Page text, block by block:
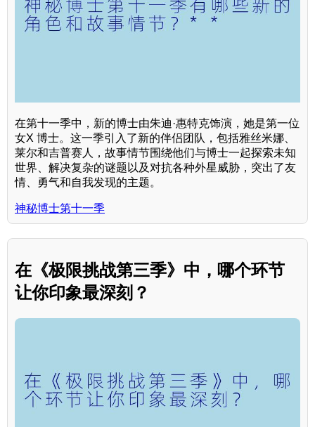
在第十一季中，新的博士由朱迪·惠特克饰演，她是第一位
女X 博士。这一季引入了新的伴侣团队，包括雅丝米娜、
莱尔和吉普赛人，故事情节围绕他们与博士一起探索未知
世界、解决复杂的谜题以及对抗各种外星威胁，突出了友
情、勇气和自我发现的主题。
神秘博士第十一季
在《极限挑战第三季》中，哪个环节
让你印象最深刻？